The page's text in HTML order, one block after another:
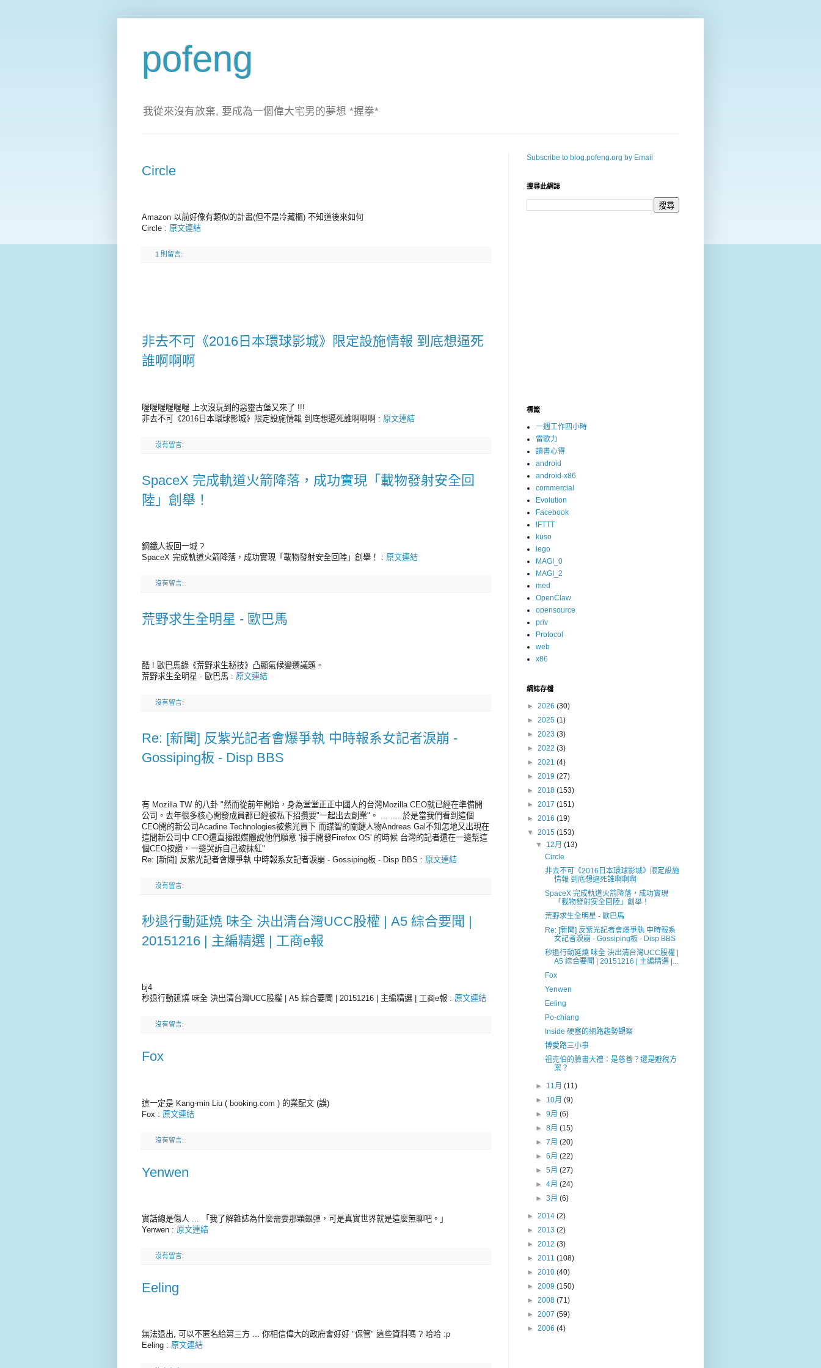
pofeng
我從來沒有放棄, 要成為一個偉大宅男的夢想 *握拳*
Circle
Amazon 以前好像有類似的計畫(但不是冷藏櫃) 不知道後來如何
Circle : 原文連結
1 則留言:
非去不可《2016日本環球影城》限定設施情報 到底想逼死
誰啊啊啊
喔喔喔喔喔喔 上次沒玩到的惡靈古堡又來了 !!!
非去不可《2016日本環球影城》限定設施情報 到底想逼死誰啊啊啊 : 原文連結
沒有留言:
SpaceX 完成軌道火箭降落，成功實現「載物發射安全回
陸」創舉！
鋼鐵人扳回一城 ?
SpaceX 完成軌道火箭降落，成功實現「載物發射安全回陸」創舉！ : 原文連結
沒有留言:
荒野求生全明星 - 歐巴馬
酷 ! 歐巴馬錄《荒野求生秘技》凸顯氣候變遷議題。
荒野求生全明星 - 歐巴馬 : 原文連結
沒有留言:
Re: [新聞] 反紫光記者會爆爭執 中時報系女記者淚崩 -
Gossiping板 - Disp BBS
有 Mozilla TW 的八卦 "然而從前年開始，身為堂堂正正中國人的台灣Mozilla CEO就已經在準備開
公司。去年很多核心開發成員都已經被私下招攬要"一起出去創業"。 ... .... 於是當我們看到這個
CEO開的新公司Acadine Technologies被紫光買下 而謀智的關鍵人物Andreas Gal不知怎地又出現在
這間新公司中 CEO還直接跟媒體說他們願意 '接手開發Firefox OS' 的時候 台灣的記者還在一邊幫這
個CEO按讚，一邊哭訴自己被抹紅"
Re: [新聞] 反紫光記者會爆爭執 中時報系女記者淚崩 - Gossiping板 - Disp BBS : 原文連結
沒有留言:
秒退行動延燒 味全 決出清台灣UCC股權 | A5 綜合要聞 |
20151216 | 主編精選 | 工商e報
bj4
秒退行動延燒 味全 決出清台灣UCC股權 | A5 綜合要聞 | 20151216 | 主編精選 | 工商e報 : 原文連結
沒有留言:
Fox
這一定是 Kang-min Liu ( booking.com ) 的業配文 (誤)
Fox : 原文連結
沒有留言:
Yenwen
實話總是傷人 ... 「我了解雜誌為什麼需要那顆銀彈，可是真實世界就是這麼無聊吧。」
Yenwen : 原文連結
沒有留言:
Eeling
無法退出, 可以不匿名給第三方 ... 你相信偉大的政府會好好 "保管" 這些資料嗎 ? 哈哈 :p
Eeling : 原文連結
Subscribe to blog.pofeng.org by Email
搜尋此網誌
標籤
一週工作四小時
雷歐力
讀書心得
android
android-x86
commercial
Evolution
Facebook
IFTTT
kuso
lego
MAGI_0
MAGI_2
med
OpenClaw
opensource
priv
Protocol
web
x86
網誌存檔
► 2026 (30)
► 2025 (1)
► 2023 (3)
► 2022 (3)
► 2021 (4)
► 2019 (27)
► 2018 (153)
► 2017 (151)
► 2016 (19)
▼ 2015 (153)
▼ 12月(13)
Circle
非去不可《2016日本環球影城》限定設施
情報 到底想逼死誰啊啊啊
SpaceX 完成軌道火箭降落，成功實現
「載物發射安全回陸」創舉！
荒野求生全明星 - 歐巴馬
Re: [新聞] 反紫光記者會爆爭執 中時報系
女記者淚崩 - Gossiping板 - Disp BBS
秒退行動延燒 味全 決出清台灣UCC股權 |
A5 綜合要聞 | 20151216 | 主編精選 |...
Fox
Yenwen
Eeling
Po-chiang
Inside 硬塞的網路趨勢觀察
博愛路三小事
祖克伯的臉書大禮：是慈善？還是避稅方
案？
► 11月(11)
► 10月(9)
►9月(6)
►8月(15)
►7月(20)
►6月(22)
►5月(27)
►4月(24)
►3月(6)
► 2014 (2)
► 2013 (2)
► 2012 (3)
► 2011 (108)
► 2010 (40)
► 2009 (150)
► 2008 (71)
► 2007 (59)
► 2006 (4)